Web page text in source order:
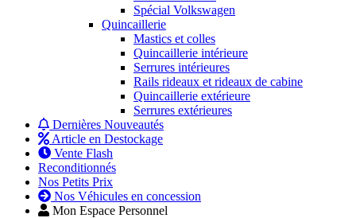
Spécial Volkswagen
Quincaillerie
Mastics et colles
Quincaillerie intérieure
Serrures intérieures
Rails rideaux et rideaux de cabine
Quincaillerie extérieure
Serrures extérieures
Dernières Nouveautés
Article en Destockage
Vente Flash
Reconditionnés
Nos Petits Prix
Nos Véhicules en concession
Mon Espace Personnel